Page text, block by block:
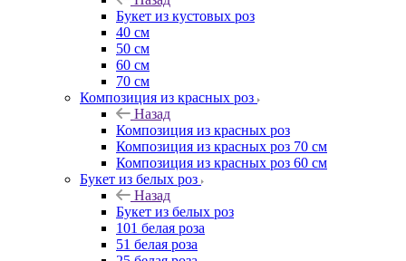
Букет из кустовых роз
40 см
50 см
60 см
70 см
Композиция из красных роз
Назад
Композиция из красных роз
Композиция из красных роз 70 см
Композиция из красных роз 60 см
Букет из белых роз
Назад
Букет из белых роз
101 белая роза
51 белая роза